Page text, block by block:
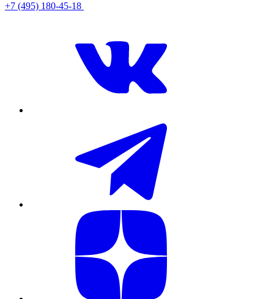
+7 (495) 180-45-18